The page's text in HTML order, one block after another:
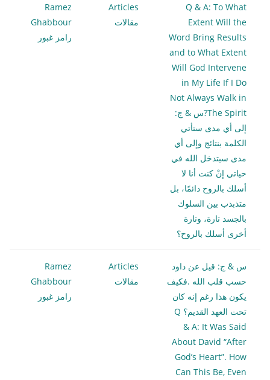
Q & A: To What
Extent Will the
Word Bring Results
and to What Extent
Will God Intervene
in My Life If I Do
Not Always Walk in
The Spirit?س & ج:
إلى أي مدى ستأتي
الكلمة بنتائج وإلى أي
مدى سيتدخل الله في
حياتي إنْ كنت أنا لا
أسلك بالروح دائمًا، بل
متذبذب بين السلوك
بالجسد تارة، وتارة
أخرى أسلك بالروح؟
Articles
مقالات
Ramez
Ghabbour
رامز غبور
س & ج: قيل عن داود
حسب قلب الله .فكيف
يكون هذا رغم إنه كان
تحت العهد القديم؟ Q
& A: It Was Said
About David “After
God’s Heart”. How
Can This Be, Even
Articles
مقالات
Ramez
Ghabbour
رامز غبور